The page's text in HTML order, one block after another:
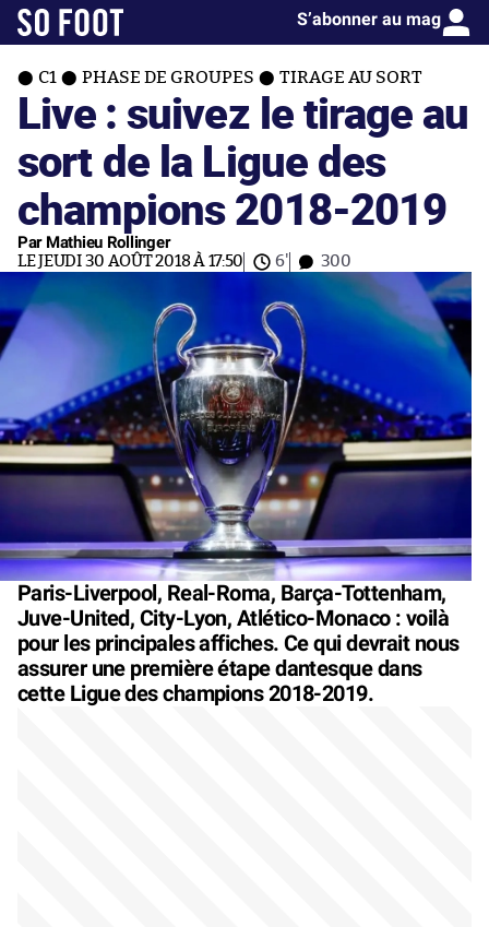
S’abonner au mag
C1 PHASE DE GROUPES TIRAGE AU SORT
Live : suivez le tirage au
sort de la Ligue des
champions 2018-2019
Par Mathieu Rollinger
LE JEUDI 30 AOÛT 2018 À 17:50 6' 300
Paris-Liverpool, Real-Roma, Barça-Tottenham,
Juve-United, City-Lyon, Atlético-Monaco : voilà
pour les principales affiches. Ce qui devrait nous
assurer une première étape dantesque dans
cette Ligue des champions 2018-2019.